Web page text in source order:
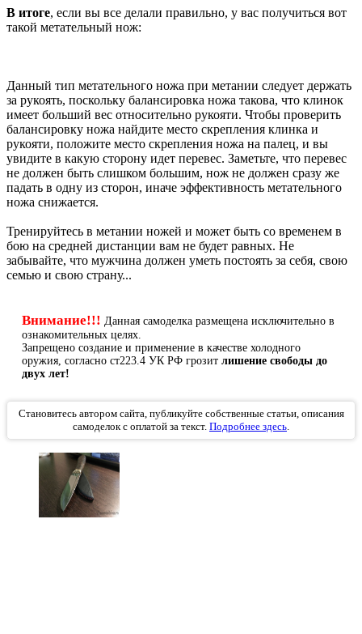
В итоге, если вы все делали правильно, у вас получиться вот
такой метательный нож:
Данный тип метательного ножа при метании следует держать
за рукоять, поскольку балансировка ножа такова, что клинок
имеет больший вес относительно рукояти. Чтобы проверить
балансировку ножа найдите место скрепления клинка и
рукояти, положите место скрепления ножа на палец, и вы
увидите в какую сторону идет перевес. Заметьте, что перевес
не должен быть слишком большим, нож не должен сразу же
падать в одну из сторон, иначе эффективность метательного
ножа снижается.
Тренируйтесь в метании ножей и может быть со временем в
бою на средней дистанции вам не будет равных. Не
забывайте, что мужчина должен уметь постоять за себя, свою
семью и свою страну...
Внимание!!! Данная самоделка размещена исключительно в
ознакомительных целях.
Запрещено создание и применение в качестве холодного
оружия, согласно ст223.4 УК РФ грозит лишение свободы до
двух лет!
Становитесь автором сайта, публикуйте собственные статьи, описания
самоделок с оплатой за текст. Подробнее здесь.